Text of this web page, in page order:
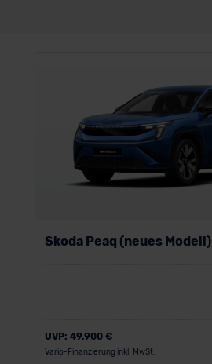
Skoda Peaq (neues Modell)
UVP: 49.900 €
Vario-Finanzierung inkl. MwSt.